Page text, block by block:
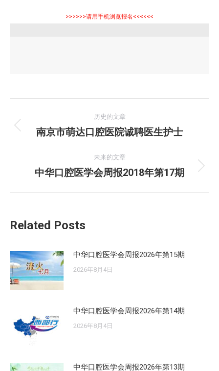
>>>>>>请用手机浏览报名<<<<<<
章
历史的文章
历
的
文
南京市萌达口腔医院诚聘医生护士
未来的文章
未
中华口腔医学会周报2018年第17期
Related Posts
中华口腔医学会周报2026年第15期
2026年8月4日
中华口腔医学会周报2026年第14期
2026年8月4日
中华口腔医学会周报2026年第13期